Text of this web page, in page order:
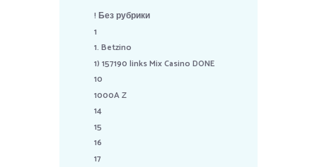
! Без рубрики
1
1. Betzino
1) 157190 links Mix Casino DONE
10
1000A Z
14
15
16
17